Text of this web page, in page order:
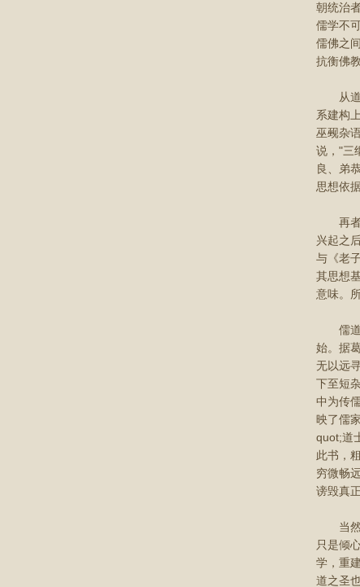
朝统治
儒学不
儒佛之
抗衡佛
从道
系建构
巫觋杂
说，"三
良、弟
思想依据
再者
兴起之
与《老
其思想
意味。
儒道
始。据
无以远
下至短
中为传
映了儒
quot;道
此书，
穷微畅
谤毁真
当然
只是倾
学，重
道之圣